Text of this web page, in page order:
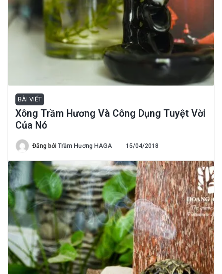
BÀI VIẾT
Xông Trầm Hương Và Công Dụng Tuyệt Vời
Của Nó
Đăng bởi Trầm Hương HAGA 15/04/2018